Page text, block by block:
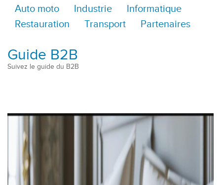
Auto moto
Industrie
Informatique
Restauration
Transport Partenaires
Guide B2B
Suivez le guide du B2B